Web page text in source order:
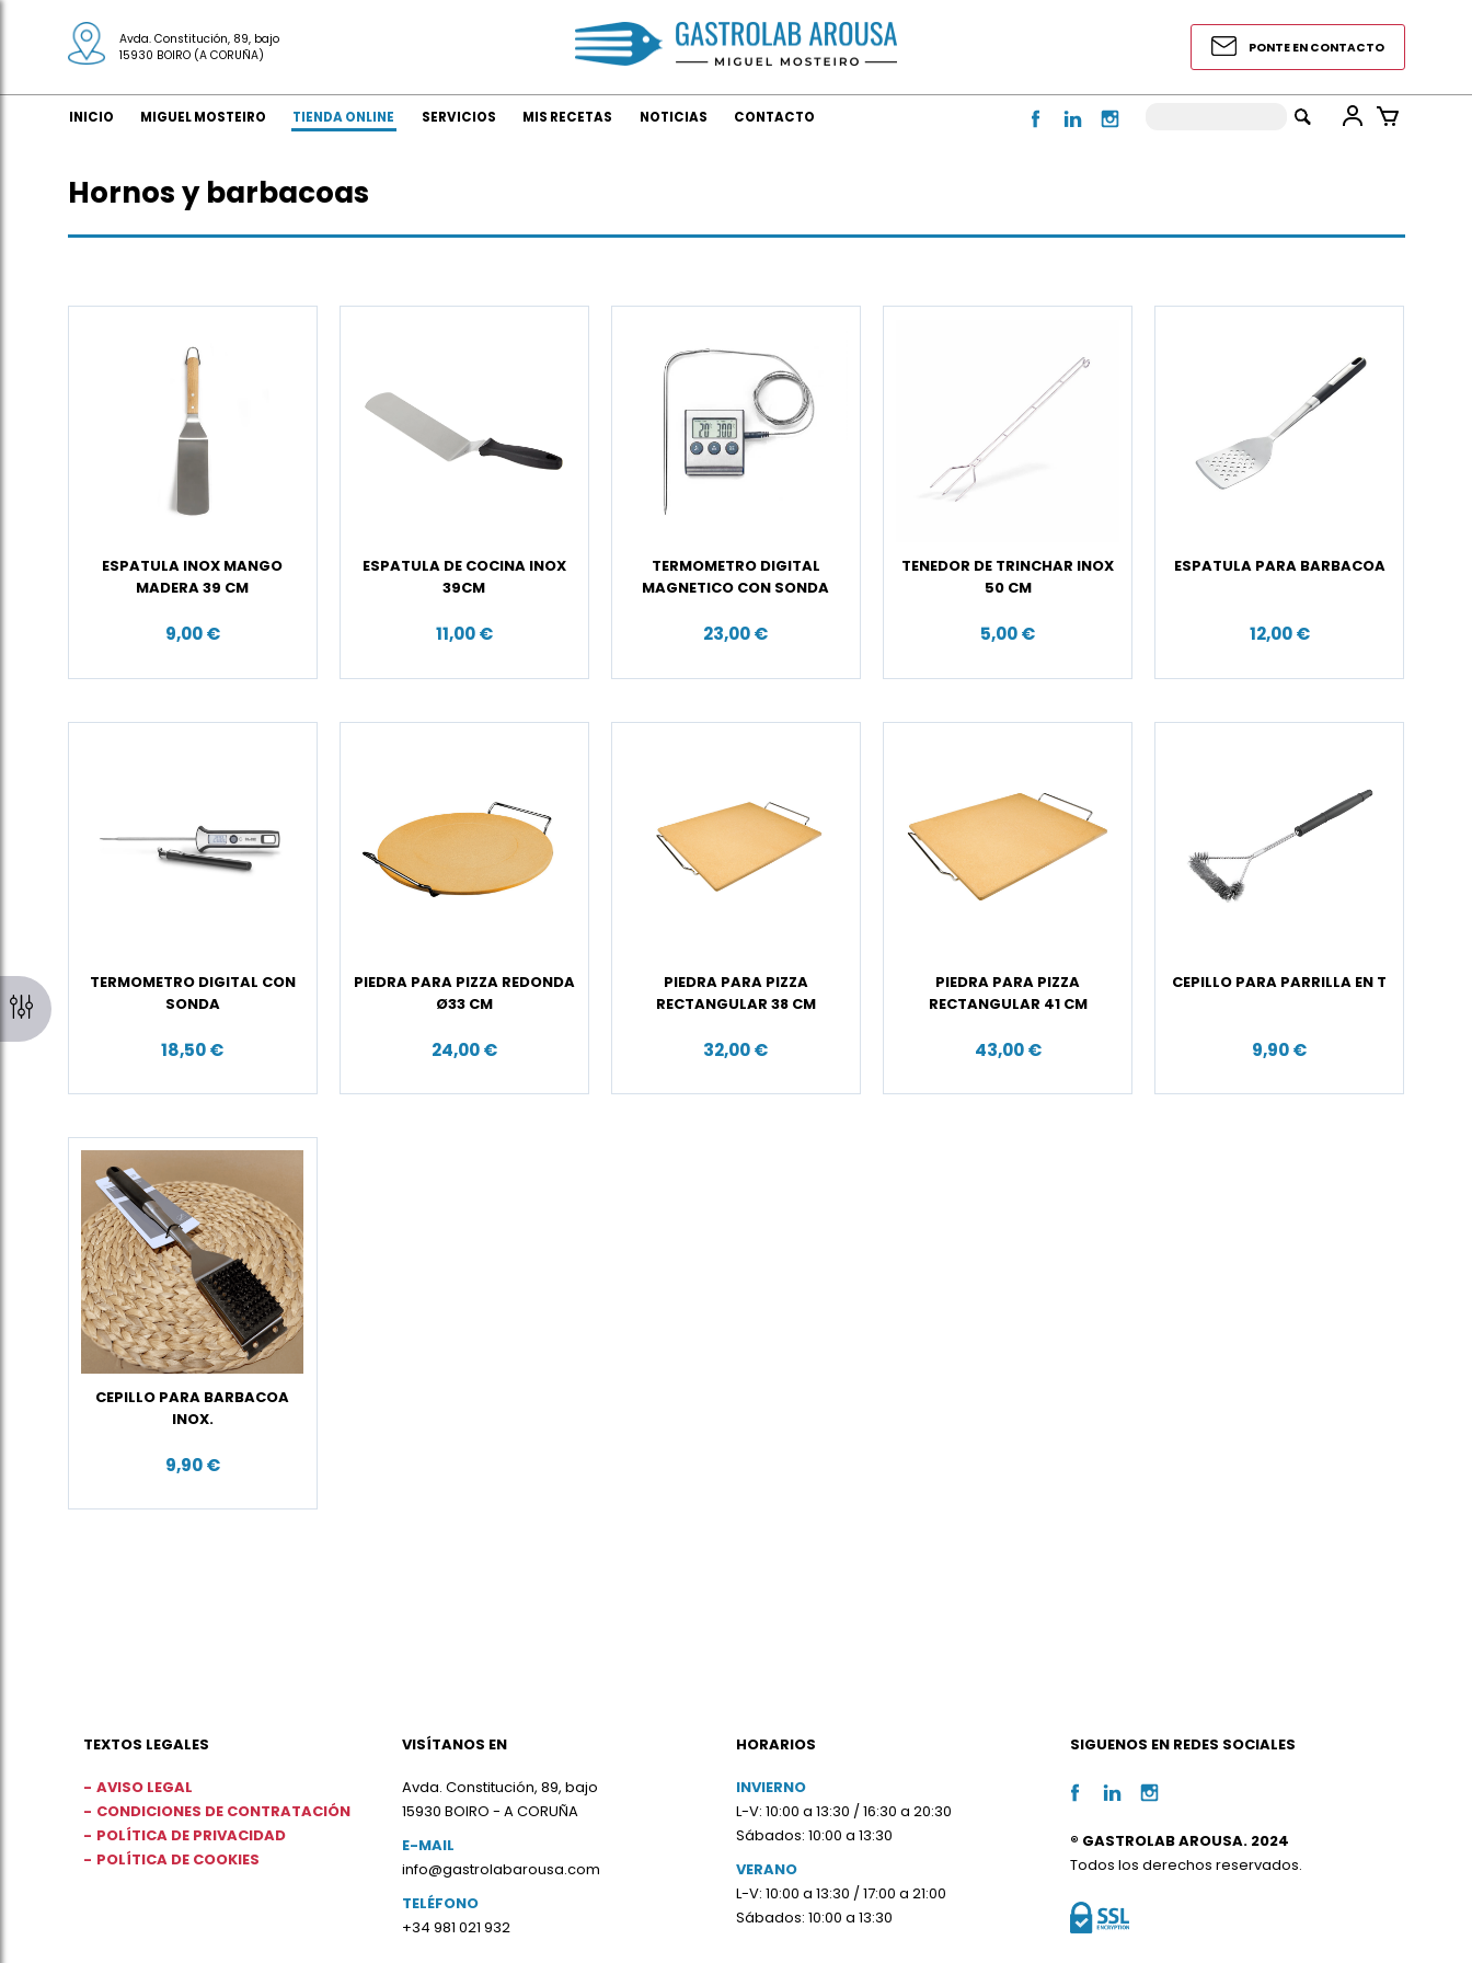
Avda. Constitución, 89, bajo
15930 BOIRO (A CORUÑA)
PONTE EN CONTACTO
INICIO MIGUEL MOSTEIRO TIENDA ONLINE SERVICIOS MIS RECETAS NOTICIAS CONTACTO
Hornos y barbacoas
ESPATULA INOX MANGO
MADERA 39 CM
9,00 €
ESPATULA DE COCINA INOX
39CM
11,00 €
TERMOMETRO DIGITAL
MAGNETICO CON SONDA
23,00 €
TENEDOR DE TRINCHAR INOX
50 CM
5,00 €
ESPATULA PARA BARBACOA
12,00 €
TERMOMETRO DIGITAL CON
SONDA
18,50 €
PIEDRA PARA PIZZA REDONDA
Ø33 CM
24,00 €
PIEDRA PARA PIZZA
RECTANGULAR 38 CM
32,00 €
PIEDRA PARA PIZZA
RECTANGULAR 41 CM
43,00 €
CEPILLO PARA PARRILLA EN T
9,90 €
CEPILLO PARA BARBACOA
INOX.
9,90 €
TEXTOS LEGALES
AVISO LEGAL
CONDICIONES DE CONTRATACIÓN
POLÍTICA DE PRIVACIDAD
POLÍTICA DE COOKIES
VISÍTANOS EN
Avda. Constitución, 89, bajo
15930 BOIRO - A CORUÑA
E-MAIL
info@gastrolabarousa.com
TELÉFONO
+34 981 021 932
HORARIOS
INVIERNO
L-V: 10:00 a 13:30 / 16:30 a 20:30
Sábados: 10:00 a 13:30
VERANO
L-V: 10:00 a 13:30 / 17:00 a 21:00
Sábados: 10:00 a 13:30
SIGUENOS EN REDES SOCIALES
® GASTROLAB AROUSA. 2024
Todos los derechos reservados.